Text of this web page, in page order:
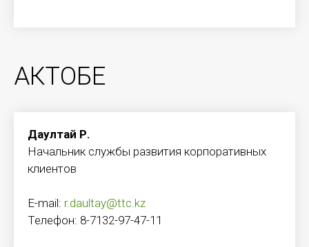
АКТОБЕ
Даултай Р.
Начальник службы развития корпоративных
клиентов
E-mail: r.daultay@ttc.kz
Телефон: 8-7132-97-47-11